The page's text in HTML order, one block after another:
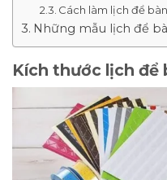
Cách làm lịch để
Những mẫu lịch để
Kích thước lịch để